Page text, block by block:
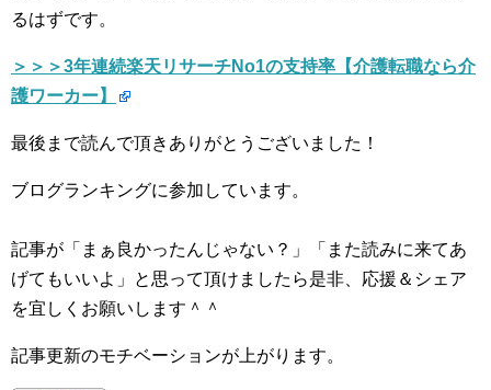
るはずです。
＞＞＞3年連続楽天リサーチNo1の支持率【介護転職なら介
護ワーカー】
最後まで読んで頂きありがとうございました！
ブログランキングに参加しています。
記事が「まぁ良かったんじゃない？」「また読みに来てあ
げてもいいよ」と思って頂けましたら是非、応援＆シェア
を宜しくお願いします＾＾
記事更新のモチベーションが上がります。